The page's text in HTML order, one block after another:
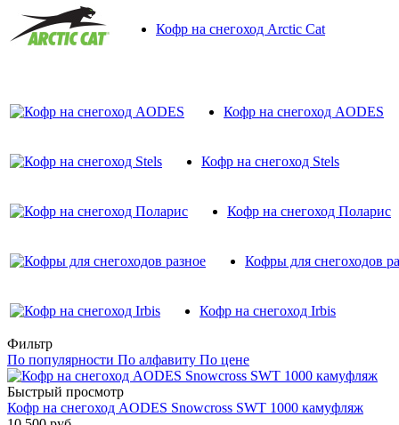
Кофр на снегоход Arctic Cat
Кофр на снегоход AODES
Кофр на снегоход Stels
Кофр на снегоход Поларис
Кофры для снегоходов
Кофр на снегоход Irbis
Фильтр
По популярности По алфавиту По цене
Быстрый просмотр
Кофр на снегоход AODES Snowcross SWT 1000 камуфляж